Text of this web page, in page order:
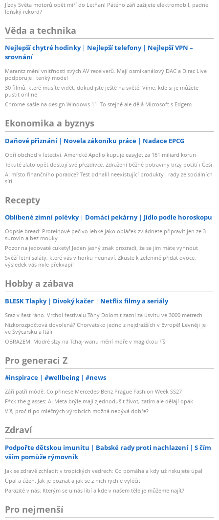
Jízdy Světa motorů opět míří do Letňan! Pátého září zažijete elektromobil, padne
loňský rekord?
Věda a technika
Nejlepší chytré hodinky Nejlepší telefony
Nejlepší VPN –
srovnání
Marantz mění vnitřnosti svých AV receiverů. Mají osmikanálový DAC a Dirac Live
podporuje i tenký model
30 filmů, které musíte vidět, dokud jste ještě na světě. Víme, kde si je můžete
pustit online
Chrome kašle na design Windows 11. To stejné ale dělá Microsoft s Edgem
Ekonomika a byznys
Daňové přiznání Novela zákoníku práce Nadace EPCG
Obří obchod v letectví. Americké Apollo kupuje easyJet za 161 miliard korun
Tekuté zlato opět dostojí své přezdívce. Zdražení běžné potraviny brzy pocítí i Češi
AI místo finančního poradce? Test odhalil neexistující produkty i rady ze sociálních
sítí
Recepty
Oblíbené zimní polévky Domácí pekárny Jídlo podle horoskopu
Oopsie bread: Proteinové pečivo lehké jako obláček zvládnete připravit jen ze 3
surovin a bez mouky
Pozor na jedovaté cukety! Jeden jasný znak prozradí, že se jim máte vyhnout
Svěží letní saláty, které vás v horku neunaví: Zkuste k zelenině přidat ovoce,
výsledek vás mile překvapí!
Hobby a zábava
BLESK Tlapky Divoký kačer Netflix filmy a seriály
Sraz v šest ráno. Vrchol festivalu Tóny Dolomit zazní za úsvitu ve 3000 metrech
Nízkorozpočtová dovolená? Chorvatsko jedno z nejdražších v Evropě! Levněji je i
ve Švýcarsku a Itálii
OBRAZEM: Modré slzy na Tchaj-wanu mění moře v magickou říši
Pro generaci Z
#inspirace #wellbeing #news
Září patří módě: Co přinese Mercedes-Benz Prague Fashion Week SS27
F*ck the glasses: AI Meta brýle mají zjednodušit život, zatím ale dělají opak
Víš, proč ti po mléčných výrobcích možná nebývá dobře?
Zdraví
Podpořte dětskou imunitu Babské rady proti nachlazení
S čím
vším pomůže rýmovník
Jak se zdravě zchladit v tropických vedrech: Co pomáhá a kdy už riskujete úpal
Úpal a úžeh: Jak je poznat a jak se z nich rychle vyléčit
Parazité v nás: Kterým se u nás líbí a kde v našem těle je můžeme najít?
Pro nejmenší